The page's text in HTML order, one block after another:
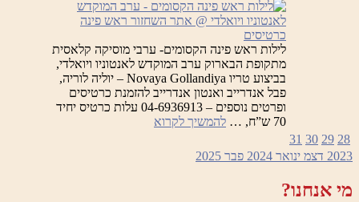
כרטיסים
לילות ראש פינה הקסומים- ערבי מוסיקה קלאסית
מתקופת הבארוק ערב המוקדש לאנטוניו ויואלדי,
בביצוע טריו Novaya Gollandiya – יוליה לוריה,
פבל אנדרייב ואנטון אנדרייב להזמנת כרטיסים
ופרטים נוספים – 04-6936913 עלות כרטיס יחיד
70 ש”ח, …
להמשיך לקרוא
28
29
30
31
2023 דצמ ינואר 2024 פבר 2025
מי אנחנו?